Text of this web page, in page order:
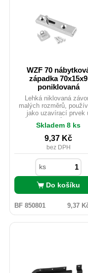
WZF 70
západka 70x15x9
poniklovaná
Lehká niklovaná
malých rozměrů,
jako uzavírací prvek
vrátek, dveří nebo
Skladem 8 ks
9,37 Kč
bez DPH
ks
Do košíku
BF 850801 9,37